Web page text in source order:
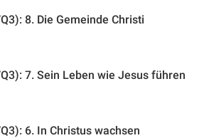
8. Die Gemeinde Christi
7. Sein Leben wie Jesus führen
6. In Christus wachsen